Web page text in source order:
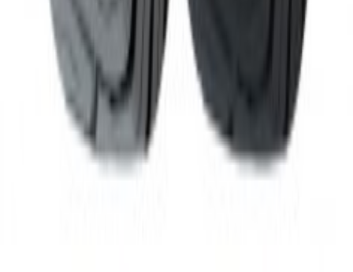
0736675352
office@coremo.ro
București, România